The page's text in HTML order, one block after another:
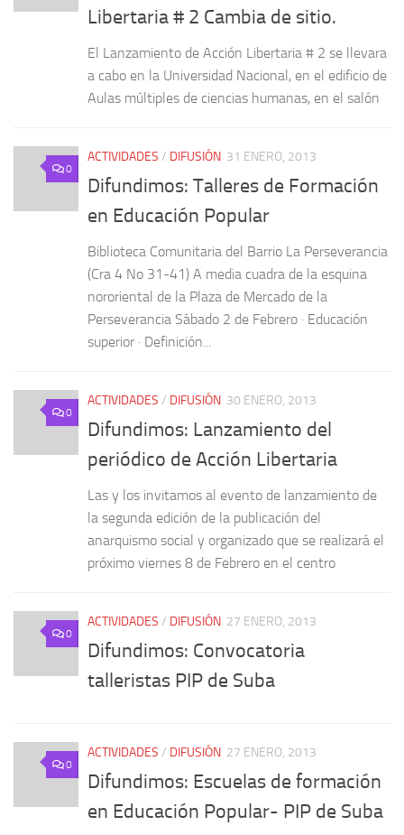
Libertaria # 2 Cambia de sitio.
El Lanzamiento de Acción Libertaria # 2 se llevara
a cabo en la Universidad Nacional, en el edificio de
Aulas múltiples de ciencias humanas, en el salón
0
ACTIVIDADES / DIFUSIÓN 31 ENERO, 2013
Difundimos: Talleres de Formación
en Educación Popular
Biblioteca Comunitaria del Barrio La Perseverancia
(Cra 4 No 31-41) A media cuadra de la esquina
nororiental de la Plaza de Mercado de la
Perseverancia Sábado 2 de Febrero · Educación
superior · Definición...
0
ACTIVIDADES / DIFUSIÓN 30 ENERO, 2013
Difundimos: Lanzamiento del
periódico de Acción Libertaria
Las y los invitamos al evento de lanzamiento de
la segunda edición de la publicación del
anarquismo social y organizado que se realizará el
próximo viernes 8 de Febrero en el centro
0
ACTIVIDADES / DIFUSIÓN 27 ENERO, 2013
Difundimos: Convocatoria
talleristas PIP de Suba
0
ACTIVIDADES / DIFUSIÓN 27 ENERO, 2013
Difundimos: Escuelas de formación
en Educación Popular- PIP de Suba